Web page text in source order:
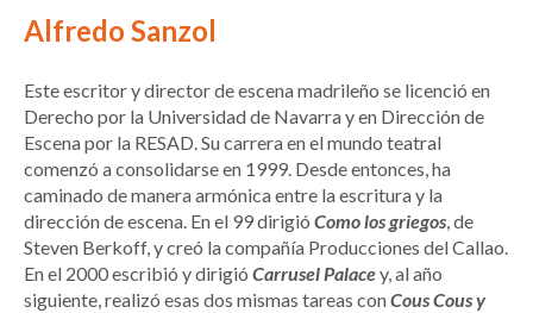
Alfredo Sanzol
Este escritor y director de escena madrileño se licenció en
Derecho por la Universidad de Navarra y en Dirección de
Escena por la RESAD. Su carrera en el mundo teatral
comenzó a consolidarse en 1999. Desde entonces, ha
caminado de manera armónica entre la escritura y la
dirección de escena. En el 99 dirigió Como los griegos, de
Steven Berkoff, y creó la compañía Producciones del Callao.
En el 2000 escribió y dirigió Carrusel Palacey, al año
siguiente, realizó esas dos mismas tareas conCous Cous y